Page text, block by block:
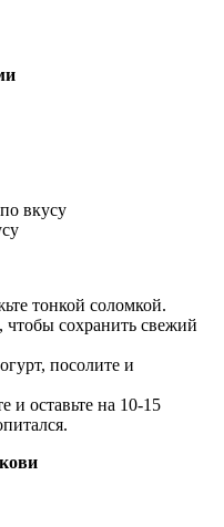
вкусу
тонкой соломкой.
сохранить свежий
посолите и
и оставьте на 10-15